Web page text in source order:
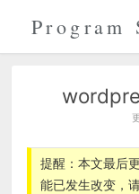
Program
提醒：本文最后
能已发生改变，